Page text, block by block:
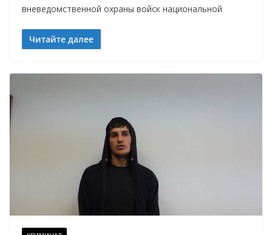
вневедомственной охраны войск национальной
Читайте далее